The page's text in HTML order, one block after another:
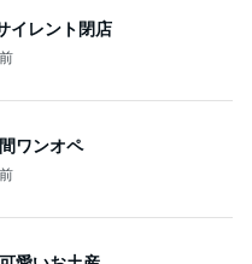
イレント閉店
ワンオペ
愛いお土産